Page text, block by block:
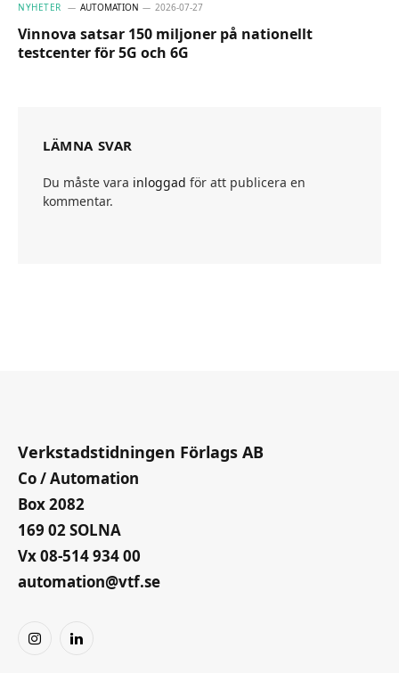
NYHETER AUTOMATION 2026-07-27
Vinnova satsar 150 miljoner på nationellt
testcenter för 5G och 6G
LÄMNA SVAR
Du måste vara inloggad för att publicera en
kommentar.
Verkstadstidningen Förlags AB
Co / Automation
Box 2082
169 02 SOLNA
Vx 08-514 934 00
automation@vtf.se
InstagramLinkedIn